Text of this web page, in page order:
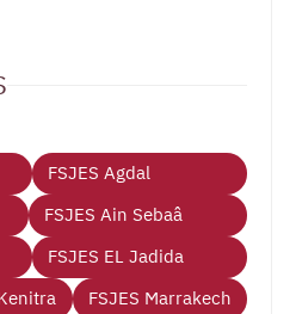
FSJES Agdal
FSJES Ain Sebaâ
FSJES EL Jadida
FSJES Marrakech